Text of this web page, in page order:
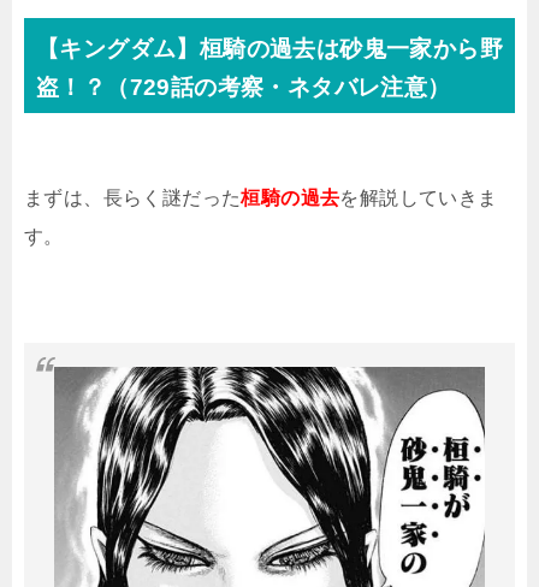
【キングダム】桓騎の過去は砂鬼一家から野
盗！？（729話の考察・ネタバレ注意）
まずは、長らく謎だった桓騎の過去を解説していきま
す。